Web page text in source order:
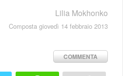
Lilia Mokhonko
Composta giovedì 14 febbraio 2013
COMMENTA